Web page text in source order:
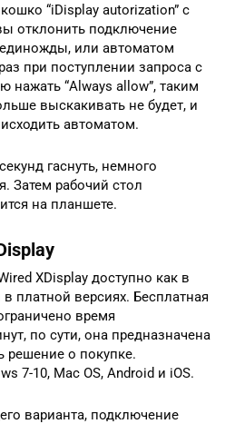
“iDisplay autorization” с
отклонить подключение
или автоматом
при поступлении запроса с
нажать “Always allow”, таким
выскакивать не будет, и
автоматом.
гаснуть, немного
Затем рабочий стол
на планшете.
XDisplay доступно как в
платной версиях. Бесплатная
время
по сути, она предназначена
решение о покупке.
7-10, Mac OS, Android и iOS.
варианта, подключение